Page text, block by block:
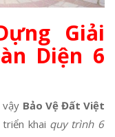
Giải
Diện 6
vậy Bảo Vệ Đất Việt
khai quy trình 6